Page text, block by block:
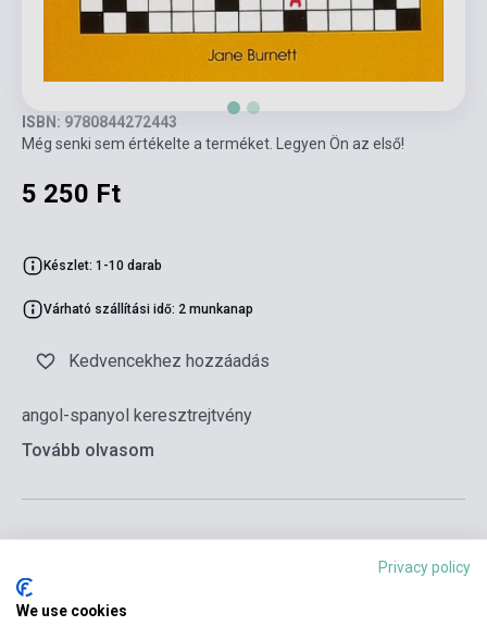
ISBN: 9780844272443
Még senki sem értékelte a terméket. Legyen Ön az első!
5 250 Ft
Készlet: 1-10 darab
Várható szállítási idő: 2 munkanap
Kedvencekhez hozzáadás
angol-spanyol keresztrejtvény
Tovább olvasom
Kosárba
Privacy policy
We use cookies